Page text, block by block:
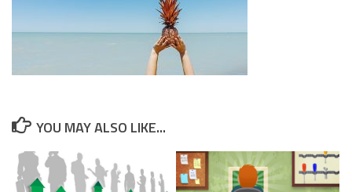
YOU MAY ALSO LIKE...